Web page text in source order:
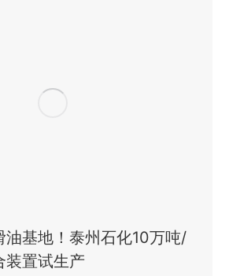
油基地！泰州石化10万吨/
装置试生产